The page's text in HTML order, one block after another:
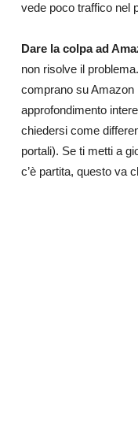
vede poco traffico nel
Dare la colpa ad
non risolve il
comprano su Amazon
approfondimento
chiedersi come
portali). Se ti metti a
c’è partita, questo va